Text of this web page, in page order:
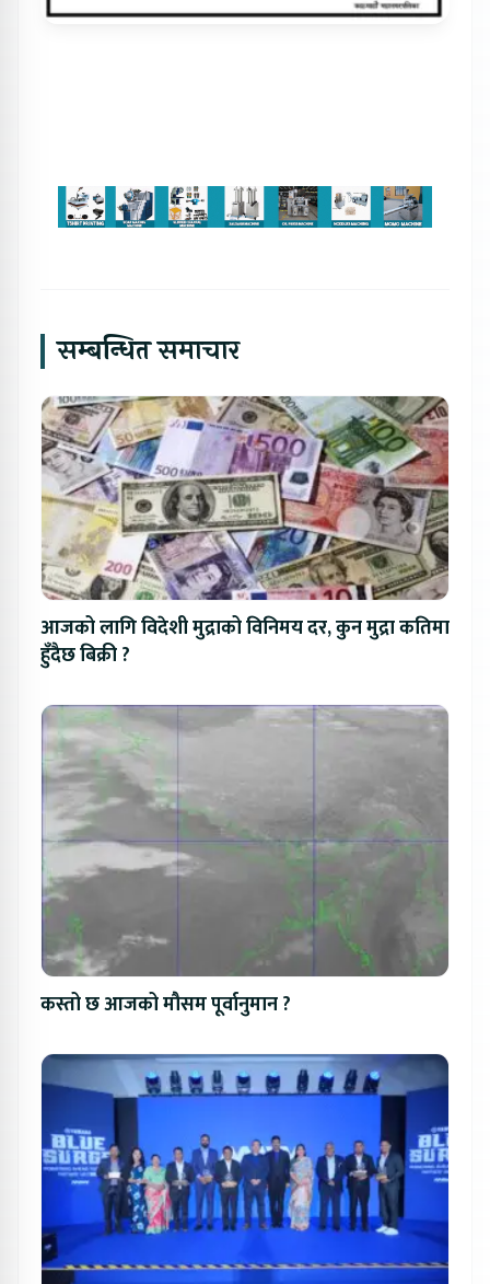
सम्बन्धित समाचार
आजको लागि विदेशी मुद्राको विनिमय दर, कुन मुद्रा कतिमा
हुँदैछ बिक्री ?
कस्तो छ आजको मौसम पूर्वानुमान ?